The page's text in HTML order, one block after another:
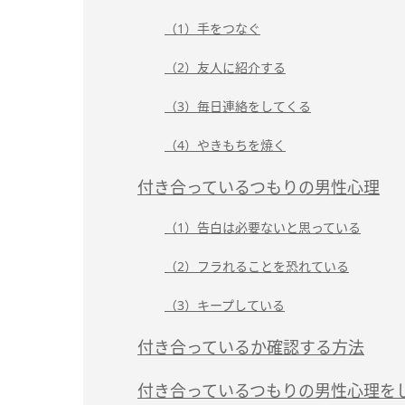
（1）手をつなぐ
（2）友人に紹介する
（3）毎日連絡をしてくる
（4）やきもちを焼く
付き合っているつもりの男性心理
（1）告白は必要ないと思っている
（2）フラれることを恐れている
（3）キープしている
付き合っているか確認する方法
付き合っているつもりの男性心理を